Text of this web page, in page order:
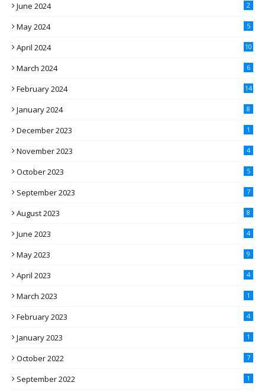
June 2024 2
May 2024 5
April 2024 10
March 2024 6
February 2024 14
January 2024 8
December 2023 1
November 2023 4
October 2023 5
September 2023 7
August 2023 8
June 2023 4
May 2023 9
April 2023 4
March 2023 1
February 2023 4
January 2023 1
October 2022 7
September 2022 1